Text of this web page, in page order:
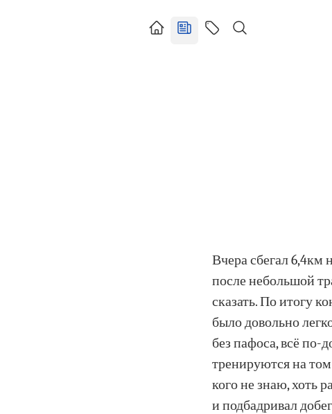
Вчера сбегал 6,4км
после небольшой
сказать. По итогу
было довольно
без пафоса, всё по-
тренируются на
кого не знаю, хоть
и подбадривал